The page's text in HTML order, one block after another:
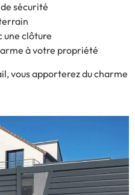
sécurité
une clôture
à votre propriété
vous apporterez du charme